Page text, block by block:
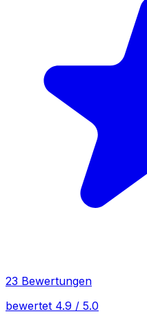
23 Bewertungen
bewertet 4.9 / 5.0